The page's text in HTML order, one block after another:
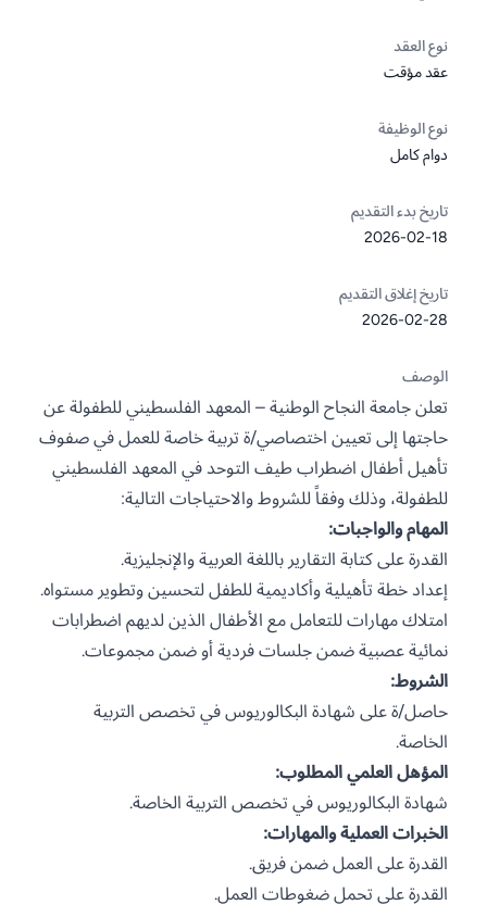
نوع العقد
عقد مؤقت
نوع الوظيفة
دوام كامل
تاريخ بدء التقديم
2026-02-18
تاريخ إغلاق التقديم
2026-02-28
الوصف
تعلن جامعة النجاح الوطنية – المعهد الفلسطيني للطفولة عن
حاجتها إلى تعيين اختصاصي/ة تربية خاصة للعمل في صفوف
تأهيل أطفال اضطراب طيف التوحد في المعهد الفلسطيني
للطفولة، وذلك وفقاً للشروط والاحتياجات التالية:
المهام والواجبات:
القدرة على كتابة التقارير باللغة العربية والإنجليزية.
إعداد خطة تأهيلية وأكاديمية للطفل لتحسين وتطوير مستواه.
امتلاك مهارات للتعامل مع الأطفال الذين لديهم اضطرابات
نمائية عصبية ضمن جلسات فردية أو ضمن مجموعات.
الشروط:
حاصل/ة على شهادة البكالوريوس في تخصص التربية
الخاصة.
المؤهل العلمي المطلوب:
شهادة البكالوريوس في تخصص التربية الخاصة.
الخبرات العملية والمهارات:
القدرة على العمل ضمن فريق.
القدرة على تحمل ضغوطات العمل.